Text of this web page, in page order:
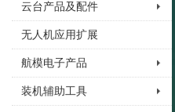
云台产品及配件
无人机应用扩展
航模电子产品
装机辅助工具